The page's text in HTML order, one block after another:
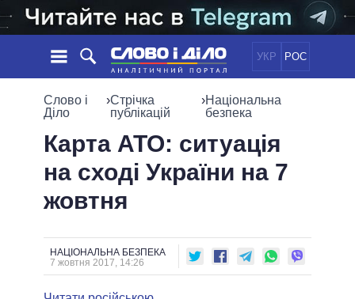
УКР РОС
НОВИНИ
ПОДІЇ
СТАТТІ
ДУМКИ
ДАЙДЖЕСТИ
ЕКОНОМІКА
СУСПІЛЬСТВО
ОБIЦЯНКИ
ПОЛIТИКИ
УСІ ПОЛІТИКИ
ВЕРХОВНА РАДА
КАБІНЕТ МІНІСТРІВ
ВІДЕО
ПІДТРИМАТИ
Слово і
Діло
›Стрічка
публікацій
›Національна
безпека
Карта АТО: ситуація
на сході України на 7
жовтня
НАЦІОНАЛЬНА БЕЗПЕКА
7 жовтня 2017, 14:26